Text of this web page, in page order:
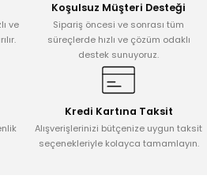
veya görüntülenemiyor.
bilgiler bulunuyor.
daha pahalı.
olmalı.
ve
Koşulsuz Müşteri Desteği
Sipariş öncesi ve sonrası tüm
süreçlerde hızlı ve çözüm odaklı
destek sunuyoruz.
Kredi Kartına Taksit
Alışverişlerinizi bütçenize uygun taksit
seçenekleriyle kolayca tamamlayın.